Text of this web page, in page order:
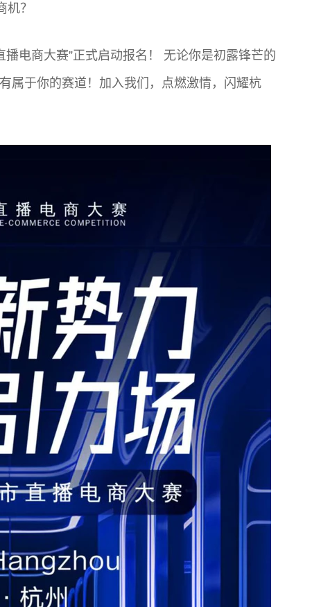
？
电商大赛”正式启动报名！ 无论你是初露锋芒的
属于你的赛道！加入我们，点燃激情，闪耀杭